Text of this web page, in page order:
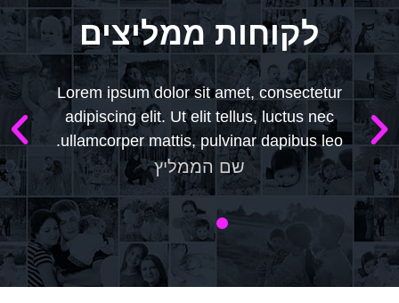
לקוחות ממליצים
Lorem ipsum dolor sit amet, consectetur
adipiscing elit. Ut elit tellus, luctus nec
ullamcorper mattis, pulvinar dapibus leo.
שם הממליץ